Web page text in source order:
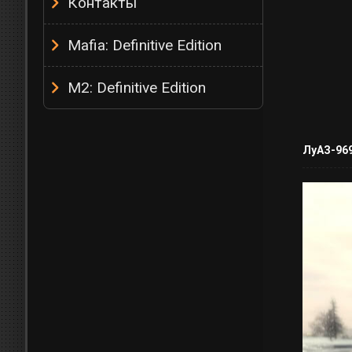
Mafia: Definitive Edition
M2: Definitive Edition
ЛуАЗ-